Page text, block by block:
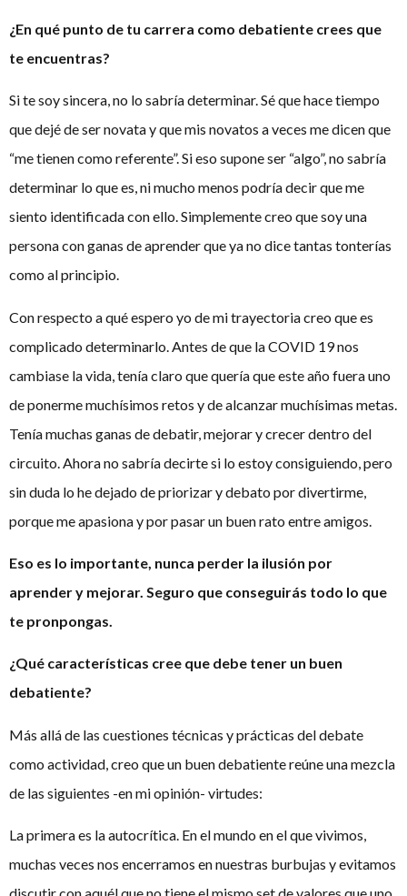
¿En qué punto de tu carrera como debatiente crees que
te encuentras?
Si te soy sincera, no lo sabría determinar. Sé que hace tiempo
que dejé de ser novata y que mis novatos a veces me dicen que
“me tienen como referente”. Si eso supone ser “algo”, no sabría
determinar lo que es, ni mucho menos podría decir que me
siento identificada con ello. Simplemente creo que soy una
persona con ganas de aprender que ya no dice tantas tonterías
como al principio.
Con respecto a qué espero yo de mi trayectoria creo que es
complicado determinarlo. Antes de que la COVID 19 nos
cambiase la vida, tenía claro que quería que este año fuera uno
de ponerme muchísimos retos y de alcanzar muchísimas metas.
Tenía muchas ganas de debatir, mejorar y crecer dentro del
circuito. Ahora no sabría decirte si lo estoy consiguiendo, pero
sin duda lo he dejado de priorizar y debato por divertirme,
porque me apasiona y por pasar un buen rato entre amigos.
Eso es lo importante, nunca perder la ilusión por
aprender y mejorar. Seguro que conseguirás todo lo que
te pronpongas.
¿Qué características cree que debe tener un buen
debatiente?
Más allá de las cuestiones técnicas y prácticas del debate
como actividad, creo que un buen debatiente reúne una mezcla
de las siguientes -en mi opinión- virtudes:
La primera es la autocrítica. En el mundo en el que vivimos,
muchas veces nos encerramos en nuestras burbujas y evitamos